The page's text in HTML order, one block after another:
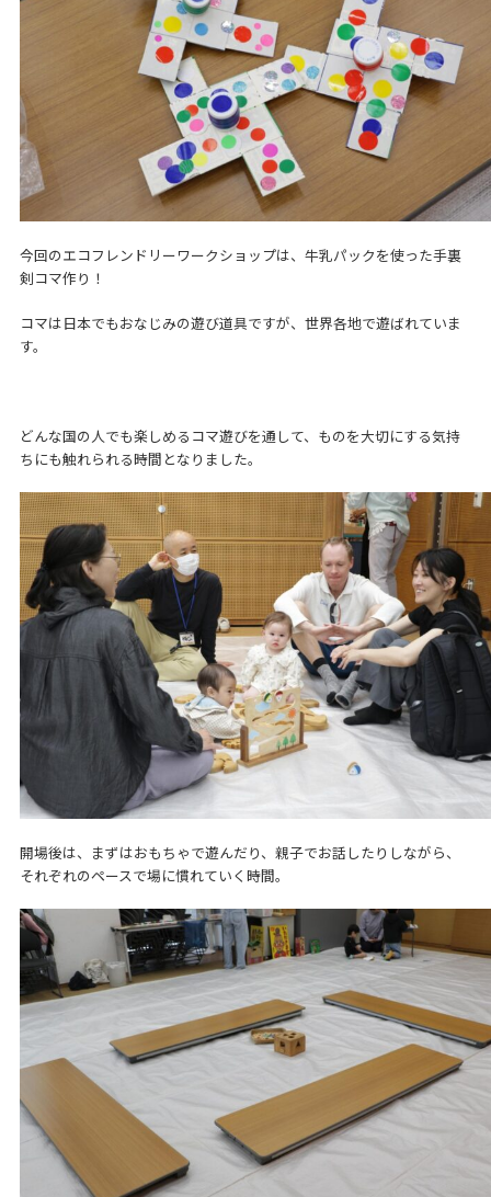
今回のエコフレンドリーワークショップは、牛乳パックを使った手裏
剣コマ作り！
コマは日本でもおなじみの遊び道具ですが、世界各地で遊ばれていま
す。
どんな国の人でも楽しめるコマ遊びを通して、ものを大切にする気持
ちにも触れられる時間となりました。
開場後は、まずはおもちゃで遊んだり、親子でお話したりしながら、
それぞれのペースで場に慣れていく時間。